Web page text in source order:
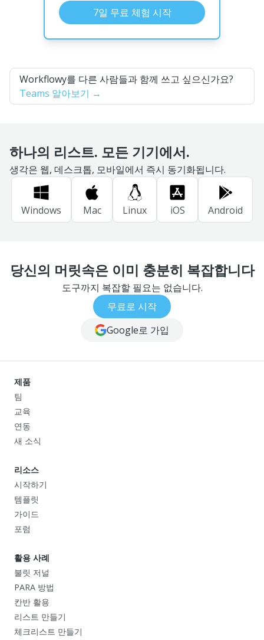
7일 무료 체험 시작
Workflowy를 다른 사람들과 함께 쓰고 싶으신가요?
Teams 알아보기 →
하나의 리스트. 모든 기기에서.
생각은 웹, 데스크톱, 모바일에서 즉시 동기화됩니다.
Windows Mac Linux iOS Android
당신의 머릿속은 이미 충분히 복잡합니다
도구까지 복잡할 필요는 없습니다.
무료로 시작
Google로 가입
제품
팀
교육
연동
새 소식
리소스
시작하기
템플릿
가이드
포럼
활용 사례
불릿 저널
PARA 방법
칸반 활용
리스트 만들기
체크리스트 만들기